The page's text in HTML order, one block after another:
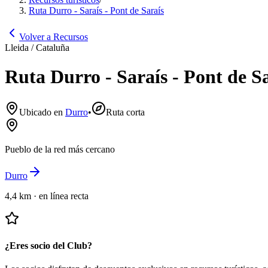
Ruta Durro - Saraís - Pont de Saraís
Volver a Recursos
Lleida / Cataluña
Ruta Durro - Saraís - Pont de
Ubicado en Durro• Ruta corta
Pueblo de la red más cercano
Durro
4,4 km · en línea recta
¿Eres socio del Club?